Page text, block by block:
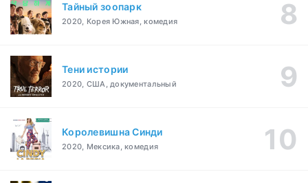
Тайный зоопарк
2020, Корея Южная, комедия
Тени истории
2020, США, документальный
Королевишна Синди
2020, Мексика, комедия